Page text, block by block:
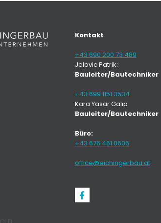
Kontakt
+43 690 200 73 489
Jelovic Patrik:
Bauleiter/Bautechniker
+43 699 1151 3534
Kara Yasar Galip
Bauleiter/Bautechniker
Büro:
+43 676 461 0606
office@eichingerbau.at